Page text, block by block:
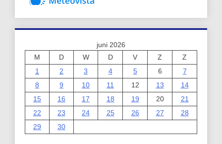
juni 2026
M
D W D V Z
Z
1
2 3 4 5 6
7
8
9 10 11 12 13
14
15
16 17 18 19 20
21
22
23 24 25 26 27
28
29
30